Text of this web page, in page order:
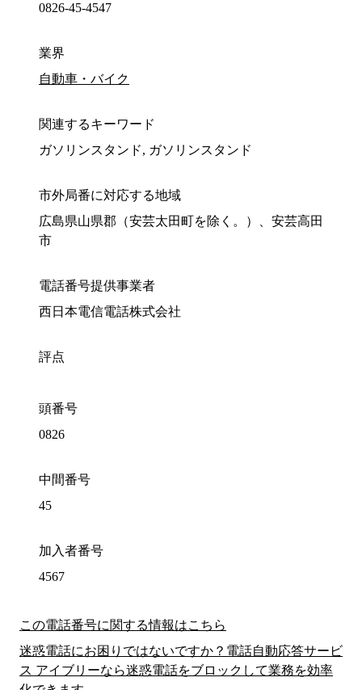
0826-45-4547
業界
自動車・バイク
関連するキーワード
ガソリンスタンド, ガソリンスタンド
市外局番に対応する地域
広島県山県郡（安芸太田町を除く。）、安芸高田
市
電話番号提供事業者
西日本電信電話株式会社
評点
頭番号
0826
中間番号
45
加入者番号
4567
この電話番号に関する情報はこちら
迷惑電話にお困りではないですか？電話自動応答サービ
ス アイブリーなら迷惑電話をブロックして業務を効率